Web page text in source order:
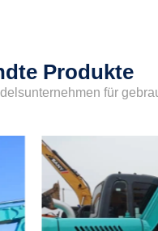
Produkte
für